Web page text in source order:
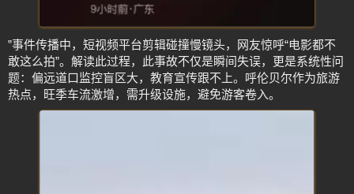
”事件传播中，短视频平台剪辑碰撞慢镜头，网友惊呼“电影都不
敢这么拍”。解读此过程，此事故不仅是瞬间失误，更是系统性问
题：偏远道口监控盲区大，教育宣传跟不上。呼伦贝尔作为旅游
热点，旺季车流激增，需升级设施，避免游客卷入。